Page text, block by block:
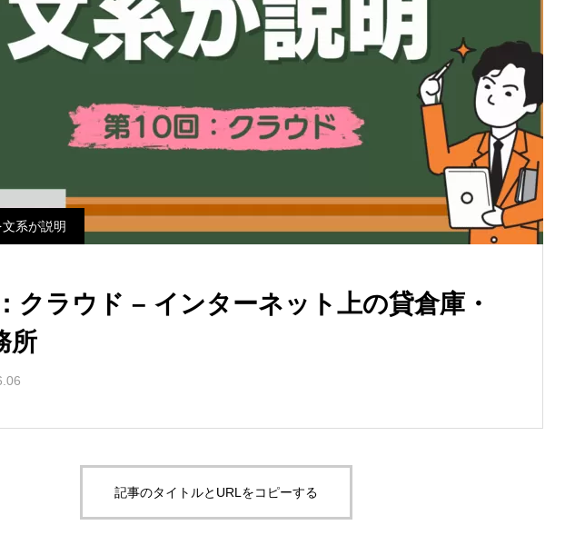
系が説明
クラウド – インターネット上の貸倉庫・
所
記事のタイトルとURLをコピーする
AI-Cafe #044： 長文PDFを一瞬
で読む。AIに「要約」ではなく
「Q&A」させるTIPS